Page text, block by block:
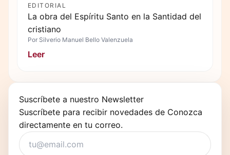
EDITORIAL
La obra del Espíritu Santo en la Santidad del
cristiano
Por Silverio Manuel Bello Valenzuela
Leer
Suscríbete a nuestro Newsletter
Suscríbete para recibir novedades de Conozca
directamente en tu correo.